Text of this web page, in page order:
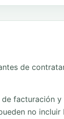
de
facturación
no